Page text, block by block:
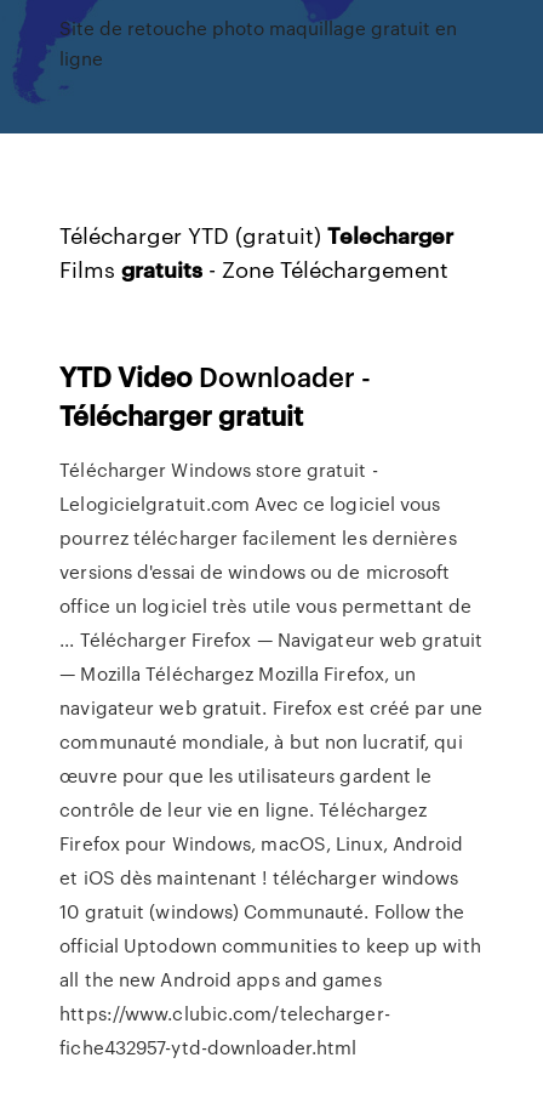
Site de retouche photo maquillage gratuit en
ligne
Télécharger YTD (gratuit)Telecharger
Filmsgratuits - Zone Téléchargement
YTDVideo Downloader -
Téléchargergratuit
Télécharger Windows store gratuit -
Lelogicielgratuit.com Avec ce logiciel vous
pourrez télécharger facilement les dernières
versions d'essai de windows ou de microsoft
office un logiciel très utile vous permettant de
... Télécharger Firefox — Navigateur web gratuit
— Mozilla Téléchargez Mozilla Firefox, un
navigateur web gratuit. Firefox est créé par une
communauté mondiale, à but non lucratif, qui
œuvre pour que les utilisateurs gardent le
contrôle de leur vie en ligne. Téléchargez
Firefox pour Windows, macOS, Linux, Android
et iOS dès maintenant ! télécharger windows
10 gratuit (windows) Communauté. Follow the
official Uptodown communities to keep up with
all the new Android apps and games
https://www.clubic.com/telecharger-
fiche432957-ytd-downloader.html